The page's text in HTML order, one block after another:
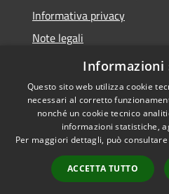
Informativa privacy
Note legali
Dichiarazione di
Accessibilità
Informazioni
Questo sito web utilizza cookie
necessari al corretto
nonché un cookie tecnico
informazioni statistiche,
Per maggiori dettagli, può
ACCETTA TUTTO